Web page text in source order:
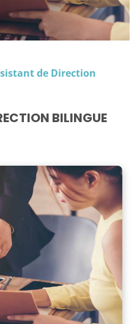
de Direction
BILINGUE